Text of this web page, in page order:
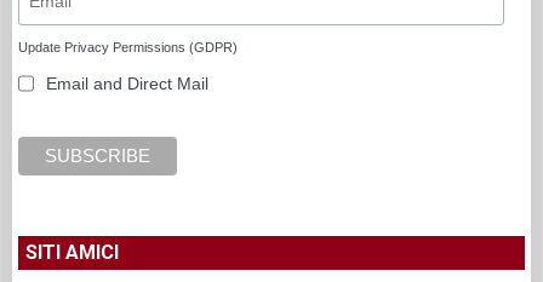
Update Privacy Permissions (GDPR)
Email and Direct Mail
SITI AMICI